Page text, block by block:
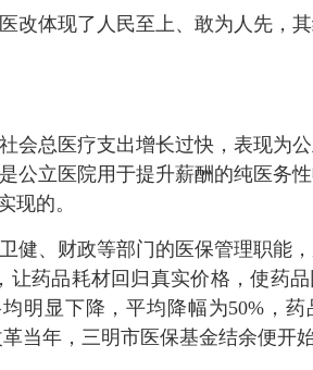
体现了人民至上、敢为人先，
总医疗支出增长过快，表现为公
公立医院用于提升薪酬的纯医务
现的。
、财政等部门的医保管理职能
药品耗材回归真实价格，使药
明显下降，平均降幅为50%，药
当年，三明市医保基金结余便开始